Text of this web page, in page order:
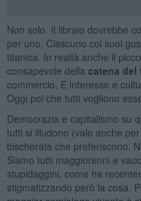
Non solo. Il libraio dovrebbe
per uno. Ciascuno coi suoi
titanica. In realtà anche il
consapevole della catena del
commercio. E interesse e
Oggi poi che tutti vogliono
Democrazia e capitalismo su
tutti si illudono (vale anche
bischerate che preferiscono.
Siamo tutti maggiorenni e
stupidaggini, come ha
stigmatizzando però la cosa.